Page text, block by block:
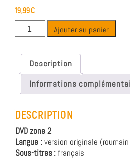
19,99€
Ajouter au panier
Description
Informations
DESCRIPTION
DVD zone 2
Langue :version originale
Sous-titres :français